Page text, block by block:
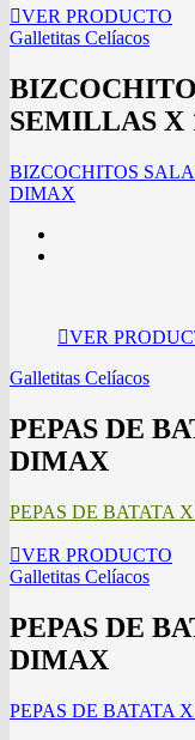
VER PRODUCTO
Galletitas Celíacos
SEMILLAS X
BIZCOCHITOS
DIMAX
VER
Galletitas Celíacos
PEPAS DE
DIMAX
PEPAS DE BATATA
VER PRODUCTO
Galletitas Celíacos
PEPAS DE
DIMAX
PEPAS DE BATATA